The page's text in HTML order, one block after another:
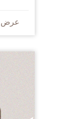
عرض